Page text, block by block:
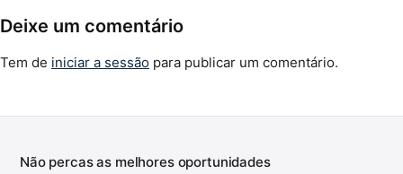
Deixe um comentário
Tem de iniciar a sessão para publicar um comentário.
Não percas as melhores oportunidades